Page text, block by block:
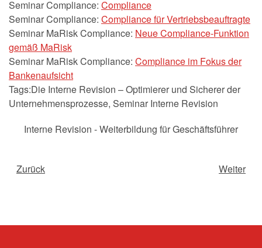
Seminar Compliance: Compliance
Seminar Compliance: Compliance für Vertriebsbeauftragte
Seminar MaRisk Compliance: Neue Compliance-Funktion
gemäß MaRisk
Seminar MaRisk Compliance: Compliance im Fokus der
Bankenaufsicht
Tags:Die Interne Revision – Optimierer und Sicherer der
Unternehmensprozesse, Seminar Interne Revision
Interne Revision - Weiterbildung für Geschäftsführer
Zurück Weiter